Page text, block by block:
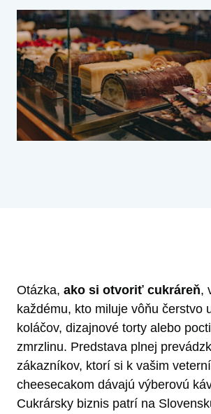
Otázka, ako si otvoriť cukráreň,
každému, kto miluje vôňu čerstvo
koláčov, dizajnové torty alebo
zmrzlinu. Predstava plnej
zákazníkov, ktorí si k vašim
cheesecakom dávajú výberovú
Cukrársky biznis patrí na